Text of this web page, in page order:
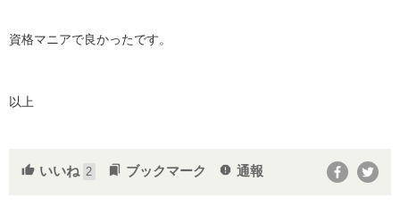
資格マニアで良かったです。
以上
thumb_up いいね 2 bookmarks ブックマーク report 通報